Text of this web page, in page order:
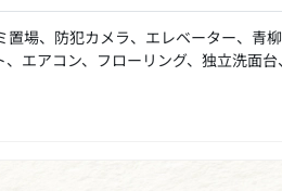
場、防犯カメラ、エレベーター、青
エアコン、フローリング、独立洗面